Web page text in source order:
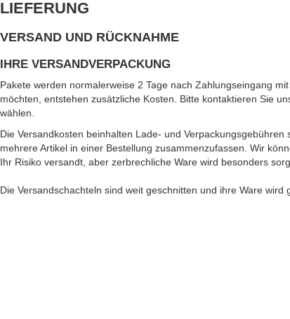
LIEFERUNG
VERSAND UND RÜCKNAHME
IHRE VERSANDVERPACKUNG
Pakete werden normalerweise 2 Tage nach Zahlungseingang
möchten, entstehen zusätzliche Kosten. Bitte kontaktieren Sie
wählen.
Die Versandkosten beinhalten Lade- und
mehrere Artikel in einer Bestellung zusammenzufassen. Wir
Ihr Risiko versandt, aber zerbrechliche Ware wird besonders
Die Versandschachteln sind weit geschnitten und ihre Ware wird